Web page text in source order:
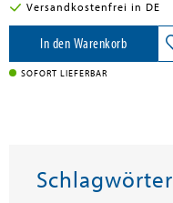
Versandkostenfrei in DE
In den Warenkorb
SOFORT LIEFERBAR
Schlagwörter